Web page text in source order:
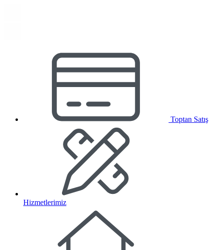
Toptan Satış
Hizmetlerimiz